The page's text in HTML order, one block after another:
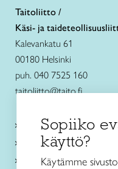
Taitoliitto /
Käsi- ja
Kalevankatu 61
00180 Helsinki
puh. 040 7525 160
taitoliitto@taito.fi
Käsityökurssit ja
Ajankohtaista
Käsityöohjeet
Sopiiko
käyttö?
Käytämme